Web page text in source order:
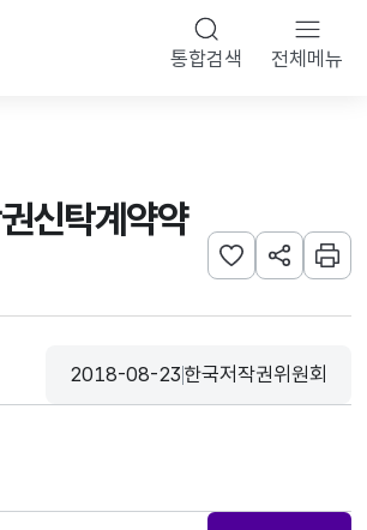
통합검색 전체메뉴
신탁계약약
관심사 등록하기
URL 공유하
인쇄
등록일
2018-08-23
수집기관
한국저작권위원회